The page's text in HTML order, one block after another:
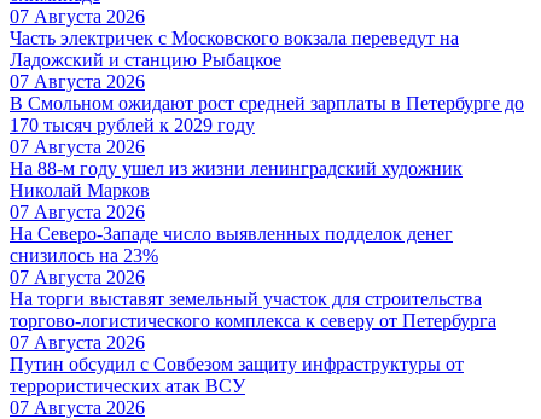
07 Августа 2026
Часть электричек с Московского вокзала переведут на
Ладожский и станцию Рыбацкое
07 Августа 2026
В Смольном ожидают рост средней зарплаты в Петербурге до
170 тысяч рублей к 2029 году
07 Августа 2026
На 88-м году ушел из жизни ленинградский художник
Николай Марков
07 Августа 2026
На Северо-Западе число выявленных подделок денег
снизилось на 23%
07 Августа 2026
На торги выставят земельный участок для строительства
торгово-логистического комплекса к северу от Петербурга
07 Августа 2026
Путин обсудил с Совбезом защиту инфраструктуры от
террористических атак ВСУ
07 Августа 2026